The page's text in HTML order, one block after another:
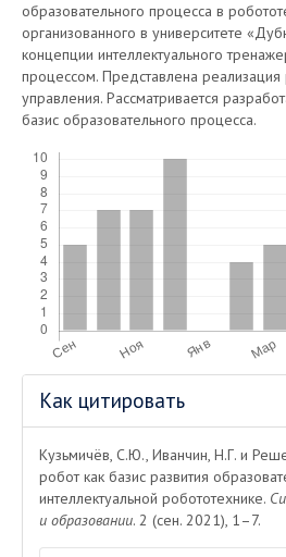
образовательного процесса в
организованного в университете
концепции интеллектуального
процессом. Представлена реализация
управления. Рассматривается
базис образовательного процесса.
Информация
о статье
Как цитировать
Кузьмичёв, С.Ю., Иванчин, Н.Г. и
робот как базис развития
интеллектуальной робототехнике.
и образовании. 2 (сен. 2021), 1–7.